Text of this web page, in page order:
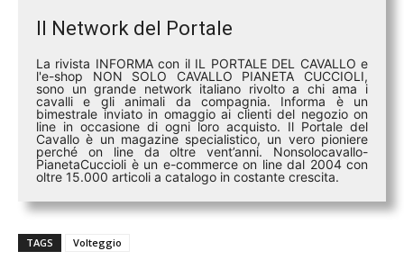
Il Network del Portale
La rivista INFORMA con il IL PORTALE DEL CAVALLO e
l'e-shop NON SOLO CAVALLO PIANETA CUCCIOLI,
sono un grande network italiano rivolto a chi ama i
cavalli e gli animali da compagnia. Informa è un
bimestrale inviato in omaggio ai clienti del negozio on
line in occasione di ogni loro acquisto. Il Portale del
Cavallo è un magazine specialistico, un vero pioniere
perché on line da oltre vent’anni. Nonsolocavallo-
PianetaCuccioli è un e-commerce on line dal 2004 con
oltre 15.000 articoli a catalogo in costante crescita.
TAGS Volteggio